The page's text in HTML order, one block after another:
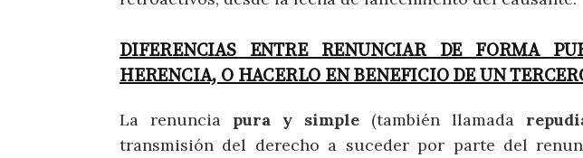
DIFERENCIAS ENTRE RENUNCIAR DE FORMA
HERENCIA, O HACERLO EN BENEFICIO DE UN
La renuncia pura y simple (también llamada
transmisión del derecho a suceder por parte del